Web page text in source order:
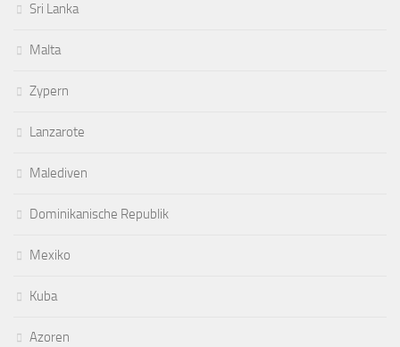
Sri Lanka
Malta
Zypern
Lanzarote
Malediven
Dominikanische Republik
Mexiko
Kuba
Azoren